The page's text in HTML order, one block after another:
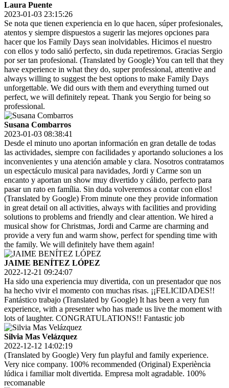
Laura Puente
2023-01-03 23:15:26
Se nota que tienen experiencia en lo que hacen, súper profesionales,
atentos y siempre dispuestos a sugerir las mejores opciones para
hacer que los Family Days sean inolvidables. Hicimos el nuestro
con ellos y todo salió perfecto, sin duda repetiremos. Gracias Sergio
por ser tan profesional. (Translated by Google) You can tell that they
have experience in what they do, super professional, attentive and
always willing to suggest the best options to make Family Days
unforgettable. We did ours with them and everything turned out
perfect, we will definitely repeat. Thank you Sergio for being so
professional.
Susana Combarros
2023-01-03 08:38:41
Desde el minuto uno aportan información en gran detalle de todas
las actividades, siempre con facilidades y aportando soluciones a los
inconvenientes y una atención amable y clara. Nosotros contratamos
un espectáculo musical para navidades, Jordi y Carme son un
encanto y aportan un show muy divertido y cálido, perfecto para
pasar un rato en família. Sin duda volveremos a contar con ellos!
(Translated by Google) From minute one they provide information
in great detail on all activities, always with facilities and providing
solutions to problems and friendly and clear attention. We hired a
musical show for Christmas, Jordi and Carme are charming and
provide a very fun and warm show, perfect for spending time with
the family. We will definitely have them again!
JAIME BENÍTEZ LÓPEZ
2022-12-21 09:24:07
Ha sido una experiencia muy divertida, con un presentador que nos
ha hecho vivir el momento con muchas risas. ¡¡FELICIDADES!!
Fantástico trabajo (Translated by Google) It has been a very fun
experience, with a presenter who has made us live the moment with
lots of laughter. CONGRATULATIONS!! Fantastic job
Silvia Mas Velázquez
2022-12-12 14:02:19
(Translated by Google) Very fun playful and family experience.
Very nice company. 100% recommended (Original) Experiència
lúdica i familiar molt divertida. Empresa molt agradable. 100%
recomanable